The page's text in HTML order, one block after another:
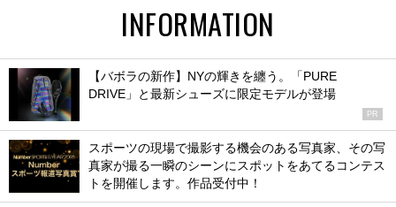
INFORMATION
【バボラの新作】NYの輝きを纏う。「PURE
DRIVE」と最新シューズに限定モデルが登場
PR
スポーツの現場で撮影する機会のある写真家、その写
真家が撮る一瞬のシーンにスポットをあてるコンテス
トを開催します。作品受付中！